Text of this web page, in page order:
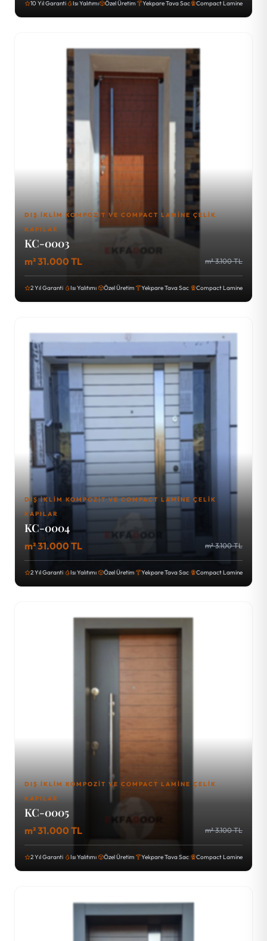
10 Yıl Garanti Isı Yalıtımı Özel Üretim Yekpare Tava Sac Compact Lamine
DIŞ İKLIM KOMPOZIT VE COMPACT LAMINE ÇELIK
KAPILAR
KC-0003
m² 31.000 TL m² 3.100 TL
2 Yıl Garanti Isı Yalıtımı Özel Üretim Yekpare Tava Sac Compact Lamine
DIŞ İKLIM KOMPOZIT VE COMPACT LAMINE ÇELIK
KAPILAR
KC-0004
m² 31.000 TL m² 3.100 TL
2 Yıl Garanti Isı Yalıtımı Özel Üretim Yekpare Tava Sac Compact Lamine
DIŞ İKLIM KOMPOZIT VE COMPACT LAMINE ÇELIK
KAPILAR
KC-0005
m² 31.000 TL m² 3.100 TL
2 Yıl Garanti Isı Yalıtımı Özel Üretim Yekpare Tava Sac Compact Lamine